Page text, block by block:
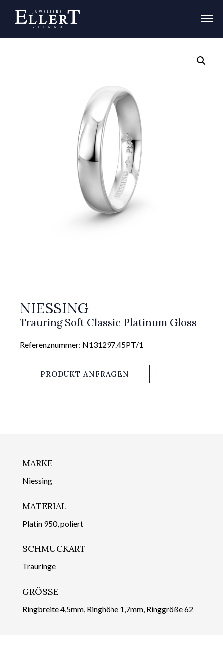
NIESSING
Trauring Soft Classic Platinum Gloss
Referenznummer: N131297.45PT/1
PRODUKT ANFRAGEN
MARKE
Niessing
MATERIAL
Platin 950, poliert
SCHMUCKART
Trauringe
GRÖSSE
Ringbreite 4,5mm, Ringhöhe 1,7mm, Ringgröße 62